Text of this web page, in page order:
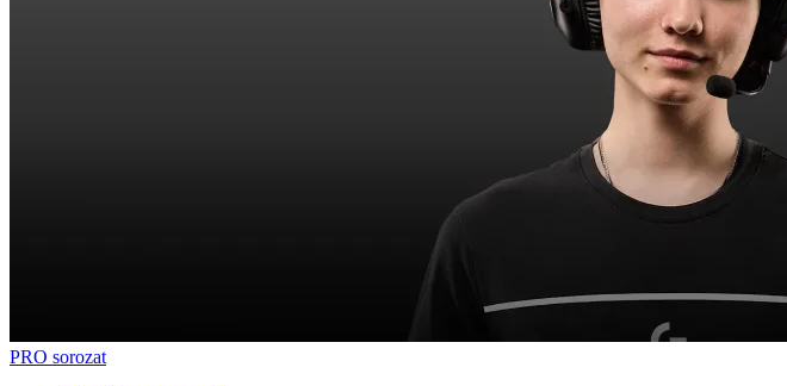
PRO sorozat